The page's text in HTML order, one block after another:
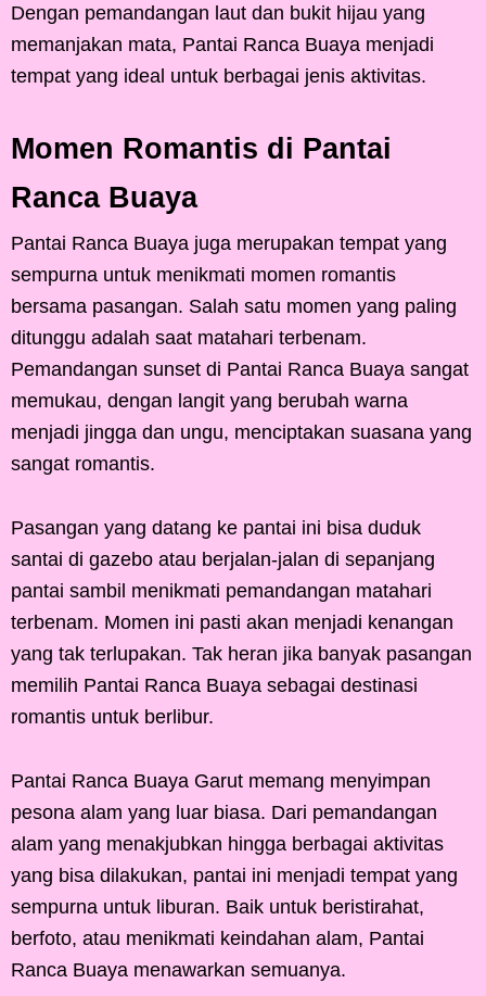
Dengan pemandangan laut dan bukit hijau yang
memanjakan mata, Pantai Ranca Buaya menjadi
tempat yang ideal untuk berbagai jenis aktivitas.
Momen Romantis di Pantai
Ranca Buaya
Pantai Ranca Buaya juga merupakan tempat yang
sempurna untuk menikmati momen romantis
bersama pasangan. Salah satu momen yang paling
ditunggu adalah saat matahari terbenam.
Pemandangan sunset di Pantai Ranca Buaya sangat
memukau, dengan langit yang berubah warna
menjadi jingga dan ungu, menciptakan suasana yang
sangat romantis.
Pasangan yang datang ke pantai ini bisa duduk
santai di gazebo atau berjalan-jalan di sepanjang
pantai sambil menikmati pemandangan matahari
terbenam. Momen ini pasti akan menjadi kenangan
yang tak terlupakan. Tak heran jika banyak pasangan
memilih Pantai Ranca Buaya sebagai destinasi
romantis untuk berlibur.
Pantai Ranca Buaya Garut memang menyimpan
pesona alam yang luar biasa. Dari pemandangan
alam yang menakjubkan hingga berbagai aktivitas
yang bisa dilakukan, pantai ini menjadi tempat yang
sempurna untuk liburan. Baik untuk beristirahat,
berfoto, atau menikmati keindahan alam, Pantai
Ranca Buaya menawarkan semuanya.